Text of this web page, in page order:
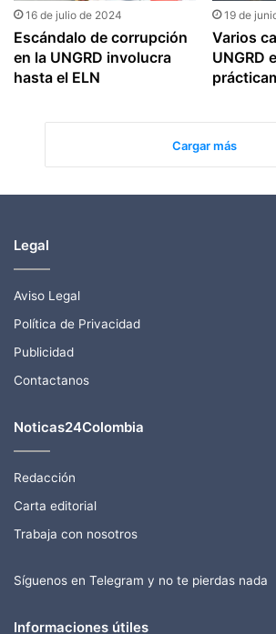
16 de julio de 2024
Escándalo de corrupción
en la UNGRD involucra
hasta el ELN
19 de
Varios
UNGRD
Cargar más
Legal
Aviso Legal
Política de Privacidad
Publicidad
Contactanos
Noticas24Colombia
Redacción
Carta editorial
Trabaja con nosotros
Síguenos en Telegram y no te pierdas nada
Informaciones útiles